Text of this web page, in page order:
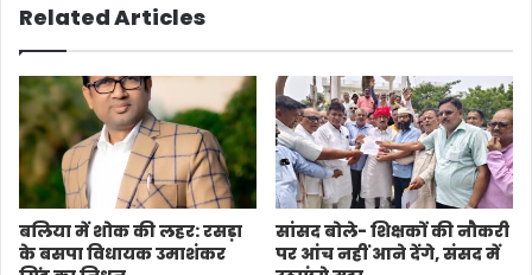
Related Articles
बलिया में शोक की लहर: रसड़ा
के बसपा विधायक उमाशंकर
सांसद बोले- शिक्षकों की नौकरी
पर आंच नहीं आने देंगे, संसद में